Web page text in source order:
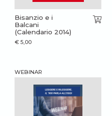
Bisanzio e i
Balcani
(Calendario 2014)
€ 5,00
WEBINAR